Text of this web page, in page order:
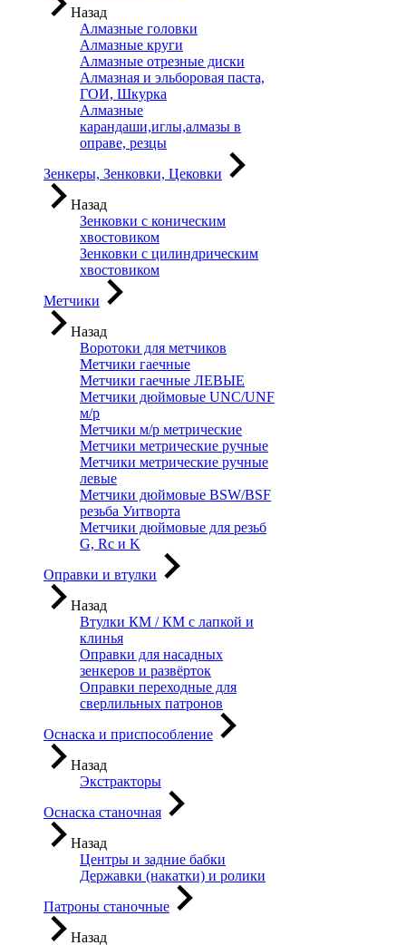
Назад
Алмазные головки
Алмазные круги
Алмазные отрезные диски
Алмазная и эльборовая паста,
ГОИ, Шкурка
Алмазные
карандаши,иглы,алмазы в
оправе, резцы
Зенкеры, Зенковки, Цековки
Назад
Зенковки с коническим
хвостовиком
Зенковки с цилиндрическим
хвостовиком
Метчики
Назад
Воротоки для метчиков
Метчики гаечные
Метчики гаечные ЛЕВЫЕ
Метчики дюймовые UNC/UNF
м/р
Метчики м/р метрические
Метчики метрические ручные
Метчики метрические ручные
левые
Метчики дюймовые BSW/BSF
резьба Уитворта
Метчики дюймовые для резьб
G, Rc и K
Оправки и втулки
Назад
Втулки КМ / КМ с лапкой и
клинья
Оправки для насадных
зенкеров и развёрток
Оправки переходные для
сверлильных патронов
Оснаска и приспособление
Назад
Экстракторы
Оснаска станочная
Назад
Центры и задние бабки
Державки (накатки) и ролики
Патроны станочные
Назад